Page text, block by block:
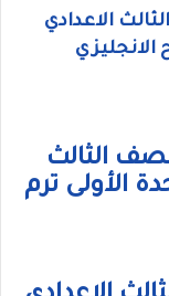
الاعدادي
الجديد 2022، منهح الانجليزي
الثالث
علي الوحدة الأولى ترم